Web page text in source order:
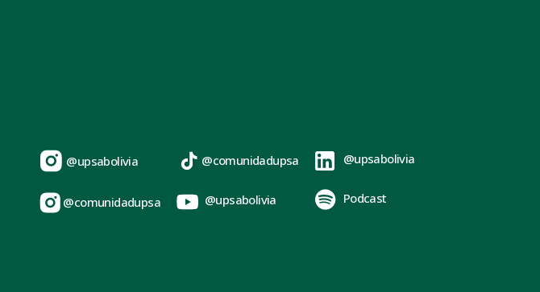
@upsabolivia
@comunidadupsa
@comunidadupsa
@upsabolivia
@upsabolivia
Podcast